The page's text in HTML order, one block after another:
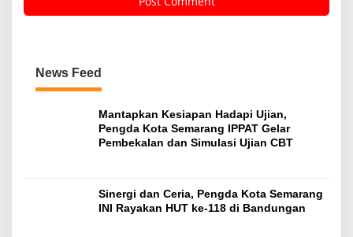
News Feed
Mantapkan Kesiapan Hadapi Ujian,
Pengda Kota Semarang IPPAT Gelar
Pembekalan dan Simulasi Ujian CBT
Sinergi dan Ceria, Pengda Kota Semarang
INI Rayakan HUT ke-118 di Bandungan